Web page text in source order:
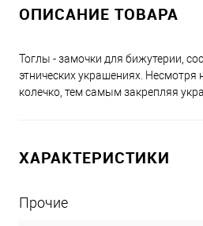
ОПИСАНИЕ ТОВАРА
Тоглы - замочки для бижутерии,
этнических украшениях.
колечко, тем самым закрепляя
ХАРАКТЕРИСТИКИ
Прочие